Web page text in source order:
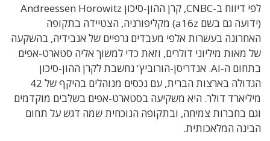
לפי דיווח ב-CNBC, קרן ההון-סיכון Andreessen Horowitz
(ידועה גם בשם a16z) מקליפורניה, הצטיידה בתקופה
האחרונה בעשרות אלפי מעבדים גרפיים של אנבידיה, בהשקעה
של מאות מיליוני דולרים, וזאת כדי למשוך אליה סטארט-אפים
בתחום ה-AI. אנדריסן-הורוביץ' נחשבת לקרן ההון-סיכון
הגדולה בארצות הברית, עם נכסים מנוהלים בהיקף של 42
מיליארד דולר. היא משקיעה בסטארט-אפים בשלבים מוקדמים
וגם בחברות צמיחה, ובתקופה הנוכחית שמה דגש על תחום
הבינה המלאכותית.